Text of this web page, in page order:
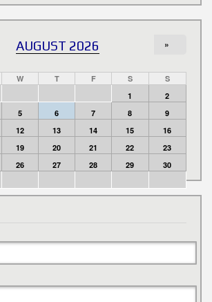
AUGUST 2026 »
W T F S
S
1
2
5 6 7 8
9
12 13 14 15
16
19 20 21 22
23
26 27 28 29
30